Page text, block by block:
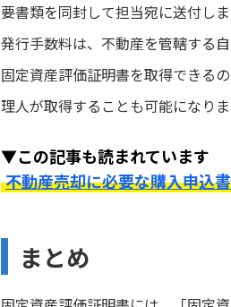
要書類を同封して担当宛に送付しま
発行手数料は、不動産を管轄する
固定資産評価証明書を取得できる
理人が取得することも可能になりま
▼この記事も読まれています
不動産売却に必要な購入申込
まとめ